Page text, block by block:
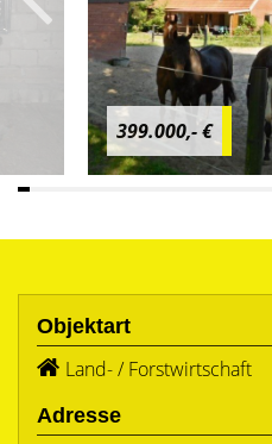
399.000,- €
Objektart
Land- / Forstwirtschaft
Adresse